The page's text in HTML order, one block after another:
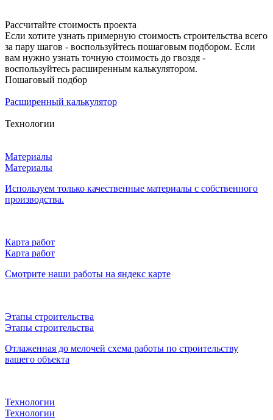
Рассчитайте стоимость проекта
Если хотите узнать примерную стоимость строительства всего
за пару шагов - воспользуйтесь пошаговым подбором. Если
вам нужно узнать точную стоимость до гвоздя -
воспользуйтесь расширенным калькулятором.
Пошаговый подбор
Расширенный калькулятор
Технологии
Материалы
Материалы
Используем только качественные материалы с собственного
производства.
Карта работ
Карта работ
Смотрите наши работы на яндекс карте
Этапы строительства
Этапы строительства
Отлаженная до мелочей схема работы по строительству
вашего объекта
Технологии
Технологии